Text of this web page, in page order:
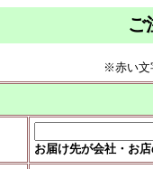
ご
※赤い文
お届け先が会社・お